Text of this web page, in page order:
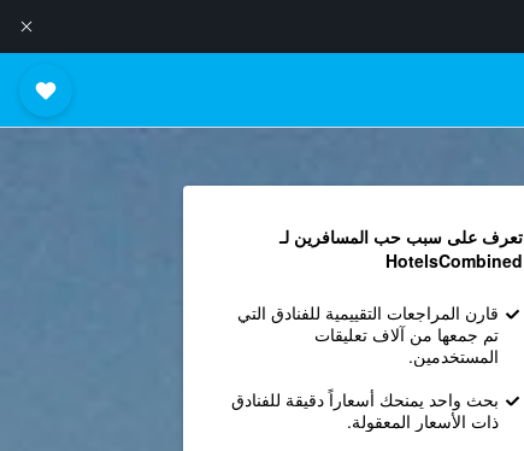
تعرف على سبب حب المسافرين لـ
HotelsCombined
قارن المراجعات التقييمية للفنادق التي
تم جمعها من آلاف تعليقات
المستخدمين.
بحث واحد يمنحك أسعاراً دقيقة للفنادق
ذات الأسعار المعقولة.